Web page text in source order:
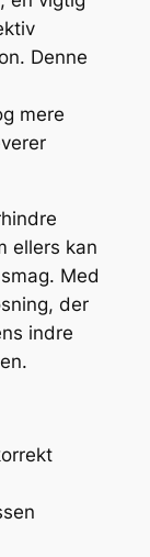
Denne
mere
ellers kan
Med
der
indre